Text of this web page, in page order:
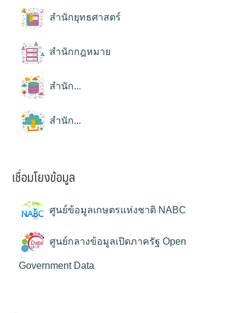
สำนักยุทธศาสตร์
สำนักกฎหมาย
สำนัก...
สำนัก...
เชื่อมโยงข้อมูล
ศูนย์ข้อมูลเกษตรแห่งชาติ NABC
ศูนย์กลางข้อมูลเปิดภาครัฐ Open
Government Data